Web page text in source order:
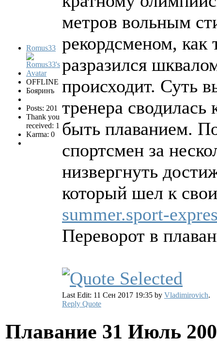
Romus33
OFFLINE
Бояринъ
Posts: 201
Thank you
received: 1
Karma: 0
метров вольным
рекордсменом, как
разразился
происходит. Суть
тренера сводилась
быть плаванием.
спортсмен за
низвергнуть
который шел к
summer.sport-
Переворот в
Last Edit: 11 Сен 2017 19:35 by Vladimirovich.
Reply Quote
Плавание 31 Июль